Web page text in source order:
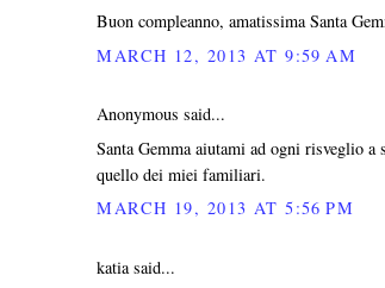
Buon compleanno, amatissima Santa
MARCH 12, 2013 AT 9:59 AM
Anonymous said...
Santa Gemma aiutami ad ogni risveglio
quello dei miei familiari.
MARCH 19, 2013 AT 5:56 PM
katia said...